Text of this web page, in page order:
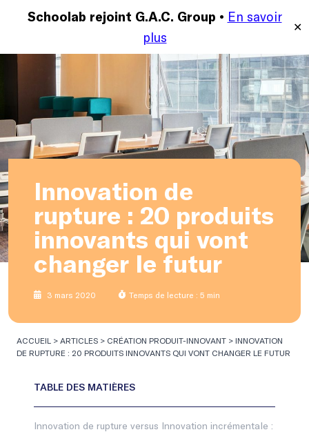
Schoolab rejoint G.A.C. Group • En savoir
plus
✕
MENU
Innovation de
rupture : 20 produits
innovants qui vont
changer le futur
3 mars 2020 Temps de lecture : 5 min
ACCUEIL > ARTICLES > CRÉATION PRODUIT-INNOVANT > INNOVATION
DE RUPTURE : 20 PRODUITS INNOVANTS QUI VONT CHANGER LE FUTUR
Innovation de rupture versus Innovation incrémentale :